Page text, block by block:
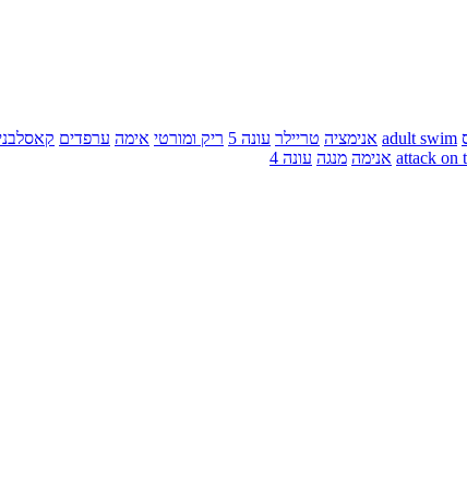
adult swim אנימציה טריילר עונה 5 ריק ומורטי אימה ערפדים
attack on אנימה מנגה עונה 4